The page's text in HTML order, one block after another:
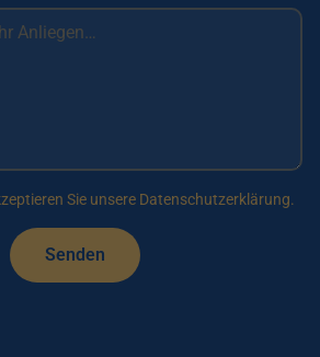
Sie unsere Datenschutzerklärung.
Senden